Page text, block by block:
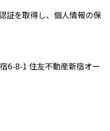
証を取得し、個人情報の保
6-8-1 住友不動産新宿オー